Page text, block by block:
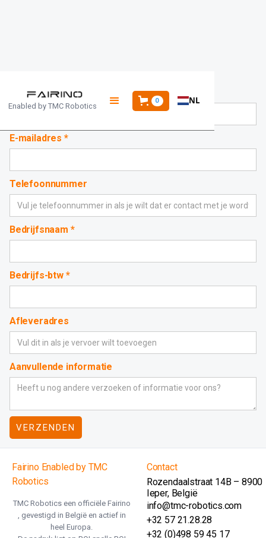
Enabled by TMC Robotics
0 NL
Naam
E-mailadres *
Telefoonnummer
Bedrijfsnaam *
Bedrijfs-btw *
Afleveradres
Aanvullende informatie
Fairino Enabled by TMC
Robotics
TMC Robotics een officiële Fairino
, gevestigd in België en actief in
heel Europa.
Contact
Rozendaalstraat 14B – 8900
Ieper, België
info@tmc-robotics.com
+32 57 21.28.28
+32 (0)498 59 45 17